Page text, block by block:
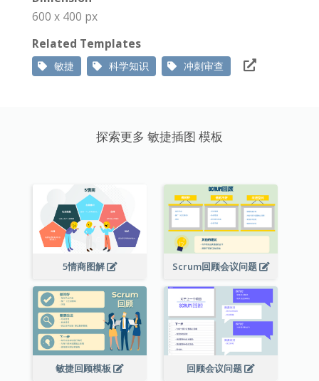
600 x 400 px
Related Templates
敏捷 科学知识 冲刺审查
探索更多 敏捷插图 模板
5情商图解 Scrum回顾会议问题
敏捷回顾模板 回顾会议问题